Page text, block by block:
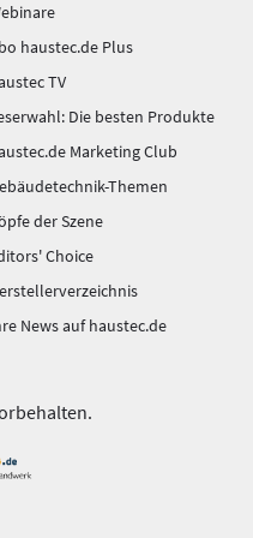
haustec.de Plus
TV
Die besten Produkte
Marketing Club
Themen
der Szene
Choice
News auf haustec.de